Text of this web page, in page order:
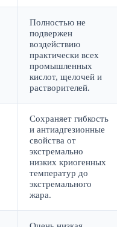
Полностью не
подвержен
воздействию
практически всех
промышленных
кислот, щелочей и
растворителей.
Сохраняет гибкость
и антиадгезионные
свойства от
экстремально
низких криогенных
температур до
экстремального
жара.